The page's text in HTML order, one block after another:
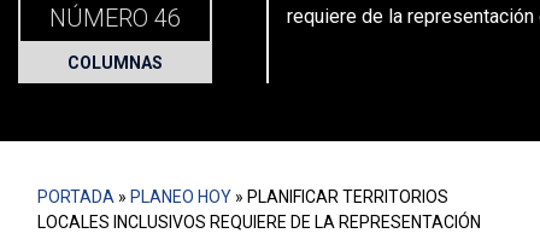
NÚMERO 46
COLUMNAS
requiere de la
PORTADA » PLANEO HOY » PLANIFICAR TERRITORIOS
LOCALES INCLUSIVOS REQUIERE DE LA REPRESENTACIÓN